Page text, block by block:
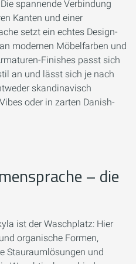
spannende Verbindung
Kanten und einer
setzt ein echtes Design-
modernen Möbelfarben und
Finishes passt sich
an und lässt sich je nach
skandinavisch
oder in zarten Danish-
– die
ist der Waschplatz: Hier
organische Formen,
Stauraumlösungen und